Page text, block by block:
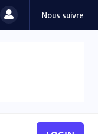
Nous suivre